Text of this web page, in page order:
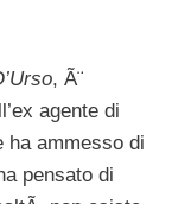
, Ã¨
agente di
ha ammesso di
pensato di